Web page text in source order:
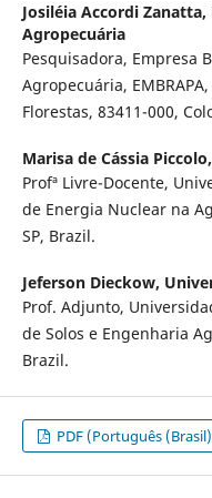
Josiléia Accordi Zanatta,
Agropecuária
Pesquisadora, Empresa
Agropecuária,
Florestas, 83411-000,
Marisa de Cássia Piccolo,
Profª Livre-Docente,
de Energia Nuclear na
SP, Brazil.
Jeferson Dieckow,
Prof. Adjunto,
de Solos e Engenharia
Brazil.
PDF (Português